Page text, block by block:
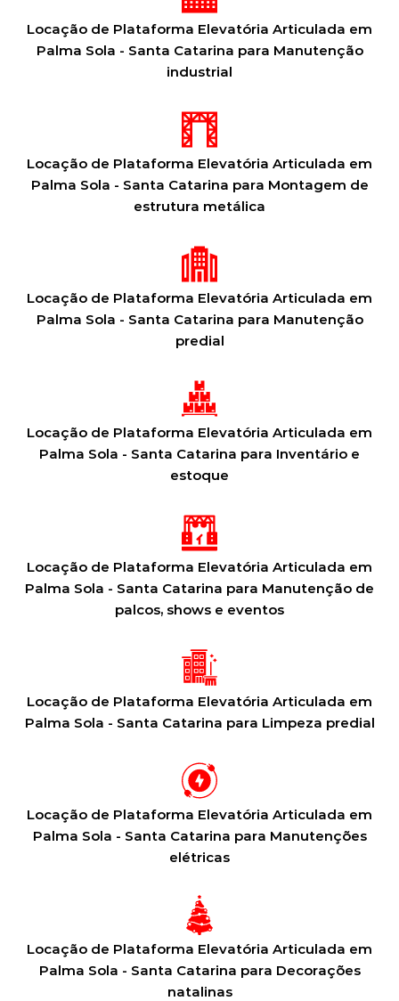
Locação de Plataforma Elevatória Articulada em
Palma Sola - Santa Catarina para Manutenção
industrial
Locação de Plataforma Elevatória Articulada em
Palma Sola - Santa Catarina para Montagem de
estrutura metálica
Locação de Plataforma Elevatória Articulada em
Palma Sola - Santa Catarina para Manutenção
predial
Locação de Plataforma Elevatória Articulada em
Palma Sola - Santa Catarina para Inventário e
estoque
Locação de Plataforma Elevatória Articulada em
Palma Sola - Santa Catarina para Manutenção de
palcos, shows e eventos
Locação de Plataforma Elevatória Articulada em
Palma Sola - Santa Catarina para Limpeza predial
Locação de Plataforma Elevatória Articulada em
Palma Sola - Santa Catarina para Manutenções
elétricas
Locação de Plataforma Elevatória Articulada em
Palma Sola - Santa Catarina para Decorações
natalinas